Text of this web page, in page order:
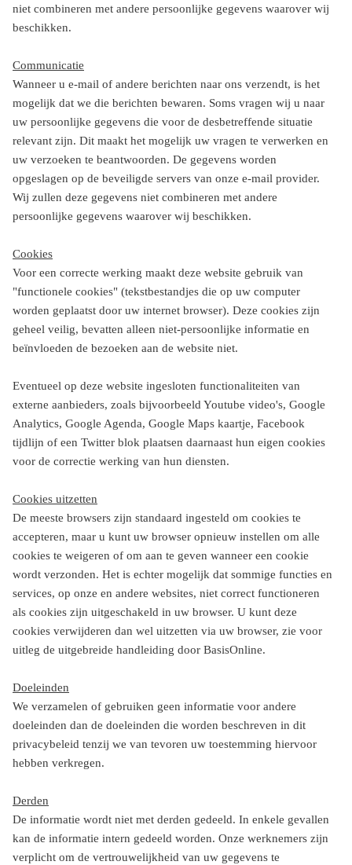
niet combineren met andere persoonlijke gegevens waarover wij
beschikken.
Communicatie
Wanneer u e-mail of andere berichten naar ons verzendt, is het
mogelijk dat we die berichten bewaren. Soms vragen wij u naar
uw persoonlijke gegevens die voor de desbetreffende situatie
relevant zijn. Dit maakt het mogelijk uw vragen te verwerken en
uw verzoeken te beantwoorden. De gegevens worden
opgeslagen op de beveiligde servers van onze e-mail provider.
Wij zullen deze gegevens niet combineren met andere
persoonlijke gegevens waarover wij beschikken.
Cookies
Voor een correcte werking maakt deze website gebruik van
"functionele cookies" (tekstbestandjes die op uw computer
worden geplaatst door uw internet browser). Deze cookies zijn
geheel veilig, bevatten alleen niet-persoonlijke informatie en
beïnvloeden de bezoeken aan de website niet.
Eventueel op deze website ingesloten functionaliteiten van
externe aanbieders, zoals bijvoorbeeld Youtube video's, Google
Analytics, Google Agenda, Google Maps kaartje, Facebook
tijdlijn of een Twitter blok plaatsen daarnaast hun eigen cookies
voor de correctie werking van hun diensten.
Cookies uitzetten
De meeste browsers zijn standaard ingesteld om cookies te
accepteren, maar u kunt uw browser opnieuw instellen om alle
cookies te weigeren of om aan te geven wanneer een cookie
wordt verzonden. Het is echter mogelijk dat sommige functies en
services, op onze en andere websites, niet correct functioneren
als cookies zijn uitgeschakeld in uw browser. U kunt deze
cookies verwijderen dan wel uitzetten via uw browser, zie voor
uitleg de uitgebreide handleiding door BasisOnline.
Doeleinden
We verzamelen of gebruiken geen informatie voor andere
doeleinden dan de doeleinden die worden beschreven in dit
privacybeleid tenzij we van tevoren uw toestemming hiervoor
hebben verkregen.
Derden
De informatie wordt niet met derden gedeeld. In enkele gevallen
kan de informatie intern gedeeld worden. Onze werknemers zijn
verplicht om de vertrouwelijkheid van uw gegevens te